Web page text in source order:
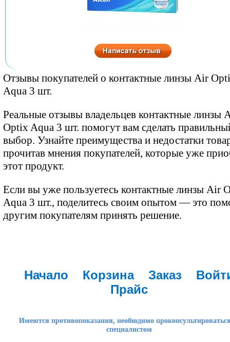
Отзывы покупателей о контактные линзы Air
Aqua 3 шт.
Реальные отзывы владельцев контактные линзы
Optix Aqua 3 шт. помогут вам сделать
выбор. Узнайте преимущества и недостатки
прочитав мнения покупателей, которые уже
этот продукт.
Если вы уже пользуетесь контактные линзы Air
Aqua 3 шт., поделитесь своим опытом — это
другим покупателям принять решение.
Начало Корзина Заказ
Прайс
Имеются противопоказания, необходимо
специалистом